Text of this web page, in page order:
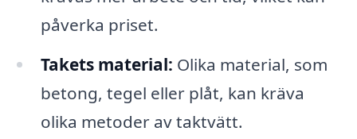
påverka priset.
Takets material: Olika material, som
betong, tegel eller plåt, kan kräva
olika metoder av taktvätt.